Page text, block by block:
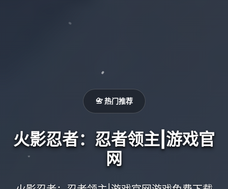
📇 热门推荐
火影忍者：忍者领主|游戏官
网